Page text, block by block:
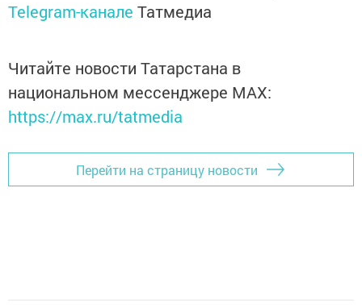
Telegram-канале Татмедиа
Читайте новости Татарстана в
национальном мессенджере MАХ:
https://max.ru/tatmedia
Перейти на страницу новости